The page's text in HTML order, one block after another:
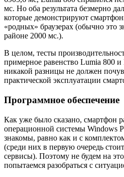
мс. Но оба результата безмерно
которые демонстрируют
«родных» браузерах (обычно это
районе 2000 мс.).
В целом, тесты
примерное равенство Lumia 800
никакой разницы не должен
практической эксплуатации
Программное обеспечение
Как уже было сказано, смартфон
операционной системы Windows
знакомы, равно как и с
(среди них в первую очередь
сервисы). Поэтому не будем на
попытаемся разобраться с